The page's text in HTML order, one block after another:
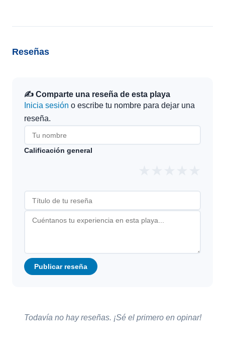
Reseñas
✍️ Comparte una reseña de esta playa
Inicia sesión o escribe tu nombre para dejar una
reseña.
Calificación general
Publicar reseña
Todavía no hay reseñas. ¡Sé el primero en opinar!